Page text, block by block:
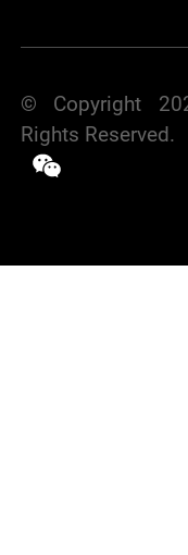
© Copyright
Rights Reserved.